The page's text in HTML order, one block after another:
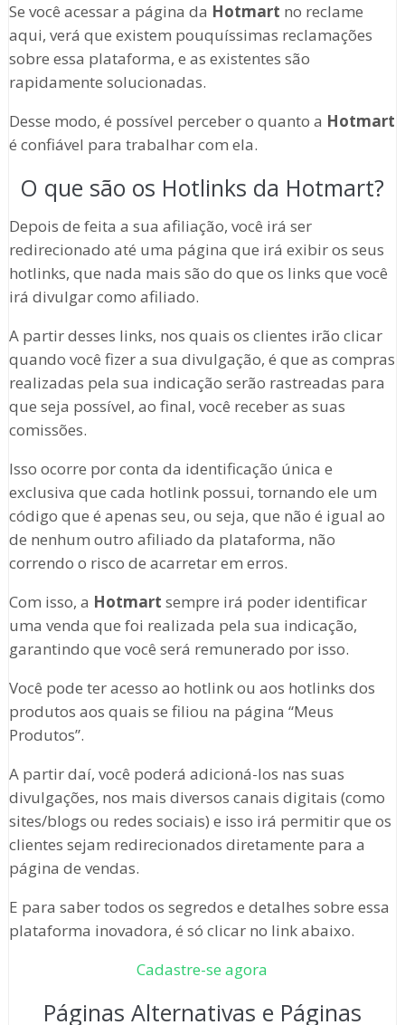
Se você acessar a página da Hotmart no reclame
aqui, verá que existem pouquíssimas reclamações
sobre essa plataforma, e as existentes são
rapidamente solucionadas.
Desse modo, é possível perceber o quanto a Hotmart
é confiável para trabalhar com ela.
O que são os Hotlinks da Hotmart?
Depois de feita a sua afiliação, você irá ser
redirecionado até uma página que irá exibir os seus
hotlinks, que nada mais são do que os links que você
irá divulgar como afiliado.
A partir desses links, nos quais os clientes irão clicar
quando você fizer a sua divulgação, é que as compras
realizadas pela sua indicação serão rastreadas para
que seja possível, ao final, você receber as suas
comissões.
Isso ocorre por conta da identificação única e
exclusiva que cada hotlink possui, tornando ele um
código que é apenas seu, ou seja, que não é igual ao
de nenhum outro afiliado da plataforma, não
correndo o risco de acarretar em erros.
Com isso, a Hotmart sempre irá poder identificar
uma venda que foi realizada pela sua indicação,
garantindo que você será remunerado por isso.
Você pode ter acesso ao hotlink ou aos hotlinks dos
produtos aos quais se filiou na página “Meus
Produtos”.
A partir daí, você poderá adicioná-los nas suas
divulgações, nos mais diversos canais digitais (como
sites/blogs ou redes sociais) e isso irá permitir que os
clientes sejam redirecionados diretamente para a
página de vendas.
E para saber todos os segredos e detalhes sobre essa
plataforma inovadora, é só clicar no link abaixo.
Cadastre-se agora
Páginas Alternativas e Páginas